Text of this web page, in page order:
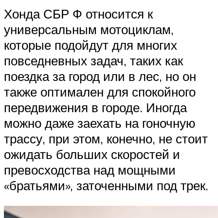
Хонда СБР Ф относится к
универсальным мотоциклам,
которые подойдут для многих
повседневных задач, таких как
поездка за город или в лес, но он
также оптимален для спокойного
передвижения в городе. Иногда
можно даже заехать на гоночную
трассу, при этом, конечно, не стоит
ожидать больших скоростей и
превосходства над мощными
«братьями», заточенными под трек.